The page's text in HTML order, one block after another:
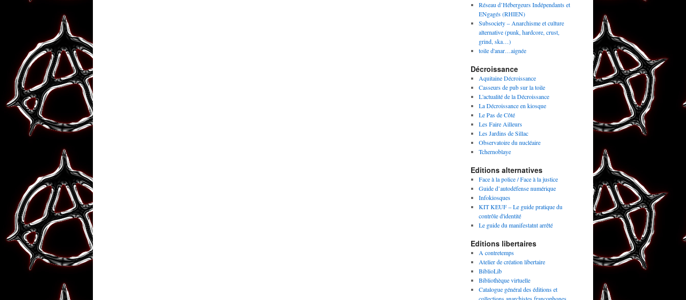
Réseau d’Hébergeurs Indépendants et
ENgagés (RHIEN)
Subsociety – Anarchisme et culture
alternative (punk, hardcore, crust,
grind, ska…)
toile d'anar…aignée
Décroissance
Aquitaine Décroissance
Casseurs de pub sur la toile
L'actualité de la Décroissance
La Décroissance en kiosque
Le Pas de Côté
Les Faire Ailleurs
Les Jardins de Sillac
Observatoire du nucléaire
Tchernoblaye
Editions alternatives
Face à la police / Face à la justice
Guide d’autodéfense numérique
Infokiosques
KIT KEUF – Le guide pratique du
contrôle d'identité
Le guide du manifestatnt arrêté
Editions libertaires
A contretemps
Atelier de création libertaire
BiblioLib
Bibliothèque virtuelle
Catalogue général des éditions et